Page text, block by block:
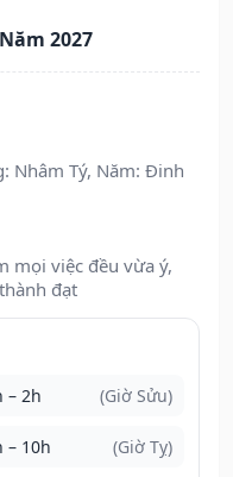
2027
Nhâm Tý, Năm: Đinh
mọi việc đều vừa ý,
đạt
– 2h (Giờ Sửu)
– 10h (Giờ Tỵ)